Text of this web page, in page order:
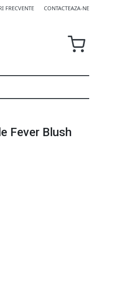
FRECVENTE CONTACTEAZA-NE
Fever Blush